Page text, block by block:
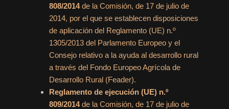
808/2014 de la Comisión, de 17 de julio de
2014, por el que se establecen disposiciones
de aplicación del Reglamento (UE) n.º
1305/2013 del Parlamento Europeo y el
Consejo relativo a la ayuda al desarrollo rural
a través del Fondo Europeo Agrícola de
Desarrollo Rural (Feader).
Reglamento de ejecución (UE) n.º
809/2014 de la Comisión, de 17 de julio de